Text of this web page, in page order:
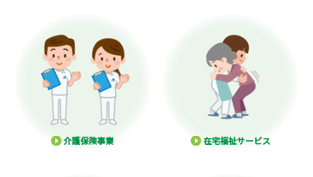
介護保険事業 在宅福祉サービス